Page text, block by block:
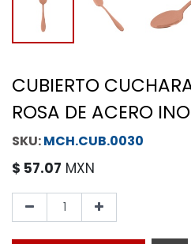
CUBIERTO
ROSA DE ACERO
MCH.CUB.0030
$ 57.07 MXN